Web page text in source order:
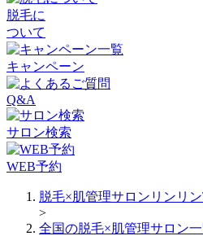
脱毛に
ついて
キャンペーン
Q&A
サロン検索
WEB予約
脱毛×肌管理サロンリンリ
>
全国の脱毛×肌管理サロン